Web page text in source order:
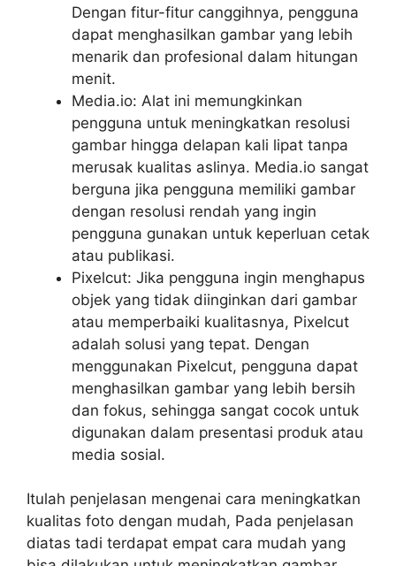
Dengan fitur-fitur canggihnya, pengguna
dapat menghasilkan gambar yang lebih
menarik dan profesional dalam hitungan
menit.
Media.io: Alat ini memungkinkan
pengguna untuk meningkatkan resolusi
gambar hingga delapan kali lipat tanpa
merusak kualitas aslinya. Media.io sangat
berguna jika pengguna memiliki gambar
dengan resolusi rendah yang ingin
pengguna gunakan untuk keperluan cetak
atau publikasi.
Pixelcut: Jika pengguna ingin menghapus
objek yang tidak diinginkan dari gambar
atau memperbaiki kualitasnya, Pixelcut
adalah solusi yang tepat. Dengan
menggunakan Pixelcut, pengguna dapat
menghasilkan gambar yang lebih bersih
dan fokus, sehingga sangat cocok untuk
digunakan dalam presentasi produk atau
media sosial.
Itulah penjelasan mengenai cara meningkatkan
kualitas foto dengan mudah, Pada penjelasan
diatas tadi terdapat empat cara mudah yang